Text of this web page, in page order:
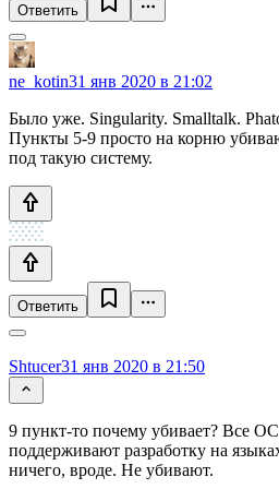
Ответить
ne_kotin31 янв 2020 в 21:02
Было уже. Singularity. Smalltalk.
Пункты 5-9 просто на корню
под такую систему.
Ответить
Shtucer31 янв 2020 в 21:50
9 пункт-то почему убивает? Все
поддерживают разработку на
ничего, вроде. Не убивают.